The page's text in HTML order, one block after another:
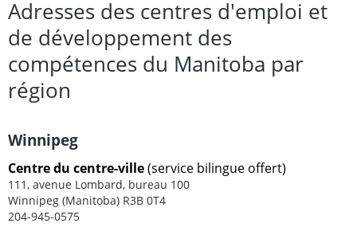
Adresses des centres d'emploi et
de développement des
compétences du Manitoba par
région
Winnipeg
Centre du centre-ville(service bilingue offert)
111, avenue Lombard, bureau 100
Winnipeg (Manitoba) R3B 0T4
204-945-0575